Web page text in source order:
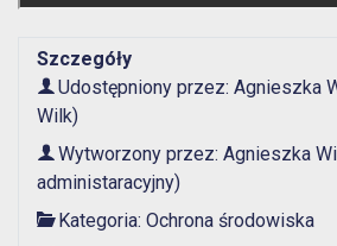
Szczegóły
Udostępniony przez: Agnieszka
Wilk)
Wytworzony przez: Agnieszka
administaracyjny)
Kategoria: Ochrona środowiska